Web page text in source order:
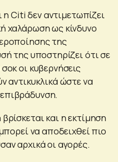
η Citi δεν αντιμετωπίζει
χαλάρωση ως κίνδυνο
της
της υποστηρίζει ότι σε
οι κυβερνήσεις
αντικυκλικά ώστε να
και η εκτίμηση
να αποδειχθεί πιο
αρχικά οι αγορές.